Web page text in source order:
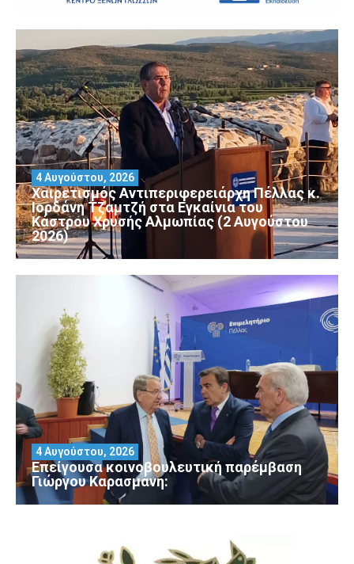
Χαιρετισμός Αντιπεριφερειάρχη Πέλλας κ.
Ιορδάνη Τζαμτζή στα Εγκαίνια του
Κάστρου Χρυσής Αλμωπίας (2 Αυγούστου
2026)
4 Αυγούστου, 2026
Επείγουσα κοινοβουλευτική παρέμβαση
Γιώργου Καρασμάνη:
4 Αυγούστου, 2026